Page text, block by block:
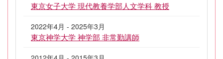
東京女子大学 現代教養学部人文学科 教授
2022年4月 - 2025年3月
東京神学大学 神学部 非常勤講師